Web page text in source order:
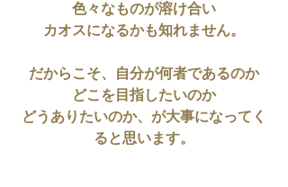
色々なものが溶け合い
カオスになるかも知れません。
だからこそ、自分が何者であるのか
どこを目指したいのか
どうありたいのか、が大事になってく
ると思います。